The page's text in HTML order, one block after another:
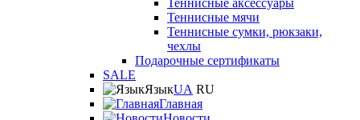
Теннисные мячи
Теннисные сумки, рюкзаки,
чехлы
Подарочные сертификаты
SALE
ЯзыкUA RU
Главная